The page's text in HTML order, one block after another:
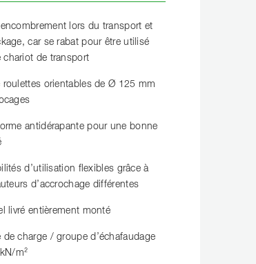
lors du transport et
car se rabat pour être utilisé
chariot de transport
roulettes orientables de Ø 125 mm
antidérapante pour une bonne
d’utilisation flexibles grâce à
d’accrochage différentes
livré entièrement monté
de charge / groupe d’échafaudage
m²